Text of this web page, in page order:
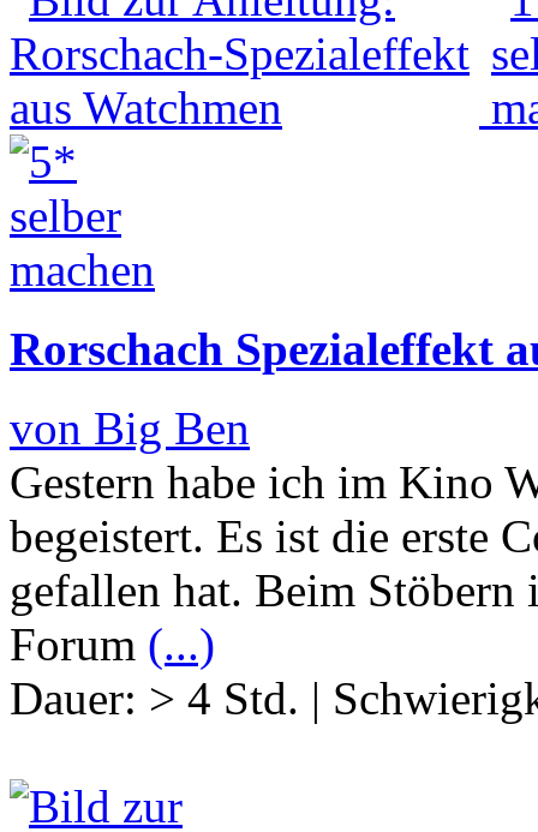
Rorschach Spezialeffekt
von Big Ben
Gestern habe ich im Kino
begeistert. Es ist die erste
gefallen hat. Beim
Forum (...)
Dauer: > 4 Std. |